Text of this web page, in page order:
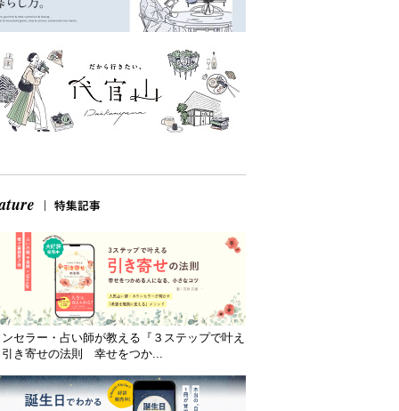
セラー・占い師が教える『３ステップで叶え
き寄せの法則 幸せをつか...